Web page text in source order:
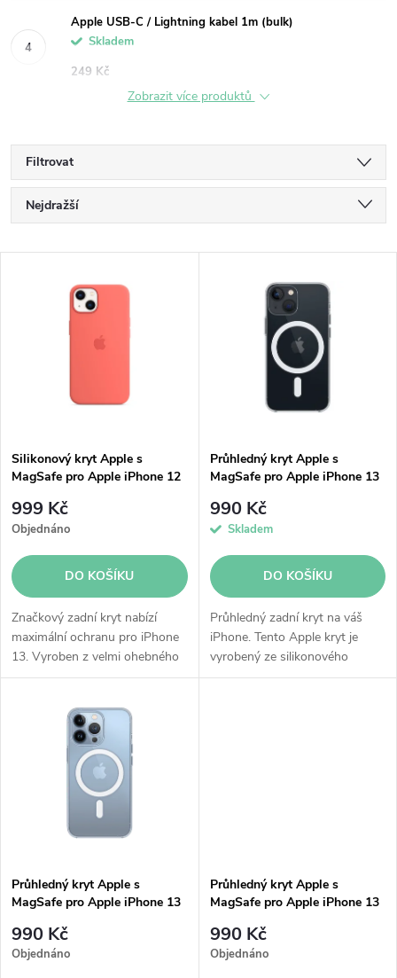
Apple USB-C / Lightning kabel 1m (bulk)
Skladem
249 Kč
Zobrazit více produktů
Filtrovat
Ř
a
p
r
o
d
u
Nejdražší
Abecedně
s
p
r
o
d
u
Silikonový kryt Apple s
MagSafe pro Apple iPhone 12
999 Kč
Objednáno
DO KOŠÍKU
Značkový zadní kryt nabízí
maximální ochranu pro iPhone
13. Vyroben z velmi ohebného
a odolného silikonu.
přilnou a kryt tak dokonale
obepíná tělo...
Průhledný kryt Apple s
MagSafe pro Apple iPhone 13
990 Kč
Skladem
DO KOŠÍKU
Průhledný zadní kryt na váš
iPhone. Tento Apple kryt je
vyrobený ze silikonového
materiálu s dokonalou
Průhledný kryt Apple s
MagSafe pro Apple iPhone 13
990 Kč
Objednáno
Průhledný kryt Apple s
MagSafe pro Apple iPhone 13
990 Kč
Objednáno